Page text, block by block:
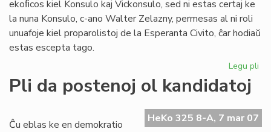
ekoﬁcos kiel Konsulo kaj Vickonsulo, sed ni estas certaj ke
la nuna Konsulo, c-ano Walter Zelazny, permesas al ni roli
unuafoje kiel proparolistoj de la Esperanta Civito, ĉar hodiaŭ
estas escepta tago.
Legu pli
Pli da postenoj ol kandidatoj
HeKo 325 8-A, 7 mar 07
Ĉu eblas ke en demokratio